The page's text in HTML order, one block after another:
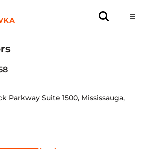
Parkway Suite 1500, Mississauga,